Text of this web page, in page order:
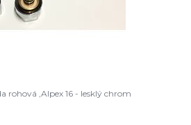
rohová ,Alpex 16 - lesklý chrom